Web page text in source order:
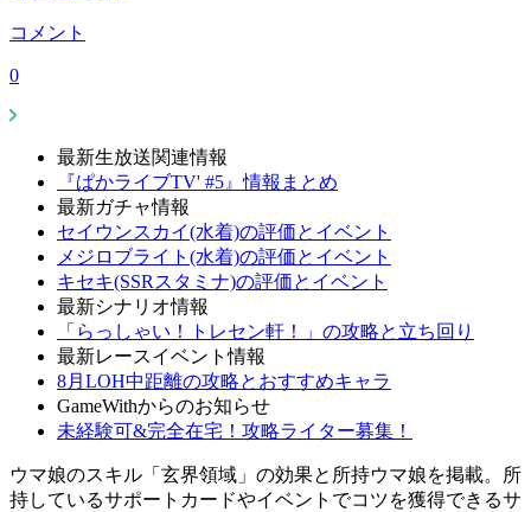
コメント
0
最新生放送関連情報
『ぱかライブTV' #5』情報まとめ
最新ガチャ情報
セイウンスカイ(水着)の評価とイベント
メジロブライト(水着)の評価とイベント
キセキ(SSRスタミナ)の評価とイベント
最新シナリオ情報
「らっしゃい！トレセン軒！」の攻略と立ち回り
最新レースイベント情報
8月LOH中距離の攻略とおすすめキャラ
GameWithからのお知らせ
未経験可&完全在宅！攻略ライター募集！
ウマ娘のスキル「玄界領域」の効果と所持ウマ娘を掲載。所
持しているサポートカードやイベントでコツを獲得できるサ